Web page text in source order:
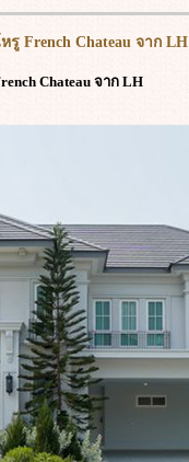
French Chateau จาก LH
Chateau จาก LH